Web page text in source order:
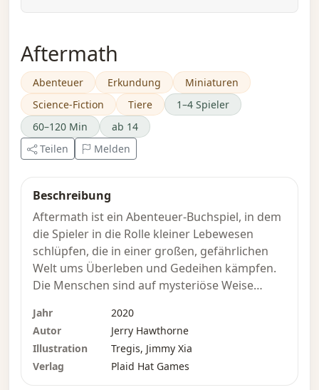
Aftermath
Abenteuer Erkundung
Miniaturen
Science-Fiction
Tiere
1–4 Spieler
60–120 Min
ab 14
Teilen
Melden
Beschreibung
Aftermath ist ein Abenteuer-Buchspiel, in dem
die Spieler in die Rolle kleiner Lebewesen
schlüpfen, die in einer großen, gefährlichen
Welt ums Überleben und Gedeihen kämpfen.
Die Menschen sind auf mysteriöse Weise
Zivilisation werden schnell von der Natur und
den noch verbliebenen Tieren zurückerobert.
Im Spiel schlüpfst du in die Rolle einer Gruppe
Jahr
2020
Autor
Jerry Hawthorne
Illustration
Tregis, Jimmy Xia
Verlag
Plaid Hat Games